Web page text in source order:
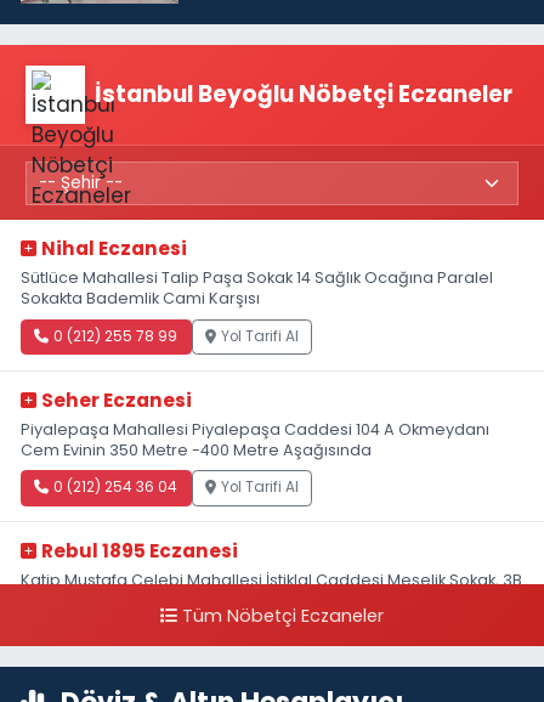
İstanbul Beyoğlu Nöbetçi Eczaneler
Nihal Eczanesi
Sütlüce Mahallesi Talip Paşa Sokak 14 Sağlık Ocağına Paralel
Sokakta Bademlik Cami Karşısı
0 (212) 255 78 99 Yol Tarifi Al
Seher Eczanesi
Piyalepaşa Mahallesi Piyalepaşa Caddesi 104 A Okmeydanı
Cem Evinin 350 Metre -400 Metre Aşağısında
0 (212) 254 36 04 Yol Tarifi Al
Rebul 1895 Eczanesi
Katip Mustafa Çelebi Mahallesi İstiklal Caddesi Meşelik Sokak, 3B
Tüm Nöbetçi Eczaneler